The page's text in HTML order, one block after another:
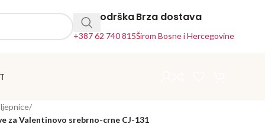
24h Podrška
+387 62 740 815
Brza dostava
Širom Bosne i Hercegovine
/
za Valentinovo srebrno-crne CJ-131